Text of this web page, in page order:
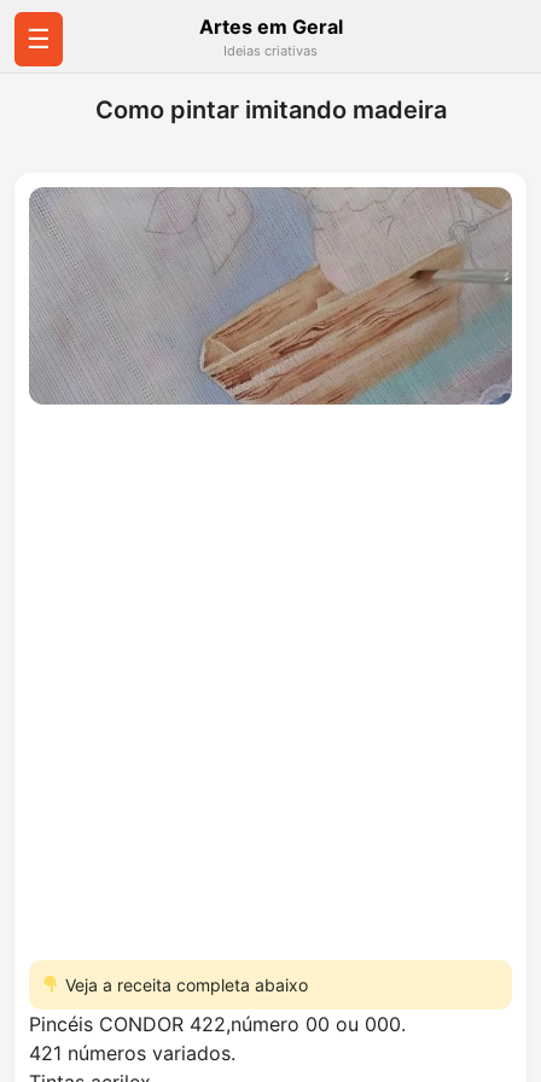
☰ Artes em Geral
Ideias criativas
Como pintar imitando madeira
Veja a receita completa abaixo
Pincéis CONDOR 422,número 00 ou 000.
421 números variados.